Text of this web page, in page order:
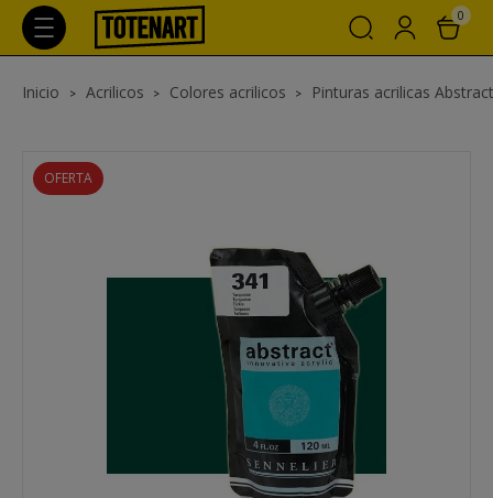
0
Inicio Acrilicos Colores acrilicos Pinturas acrilicas
OFERTA